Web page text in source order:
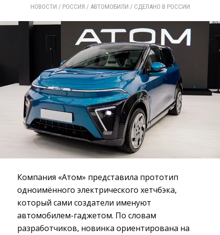
НОВОСТИ / РОССИЯ / АВТОМОБИЛИ / СДЕЛАНО В РОССИИ
Компания «Атом» представила прототип
одноимённого электрического хетчбэка,
который сами создатели именуют
автомобилем-гаджетом. По словам
разработчиков, новинка ориентирована на